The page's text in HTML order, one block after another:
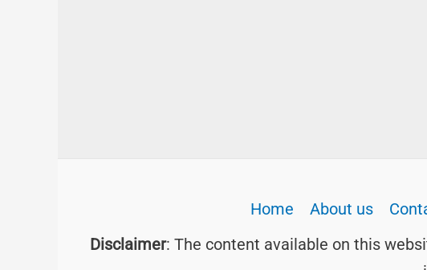
Home About us
Disclaimer: The content available on this